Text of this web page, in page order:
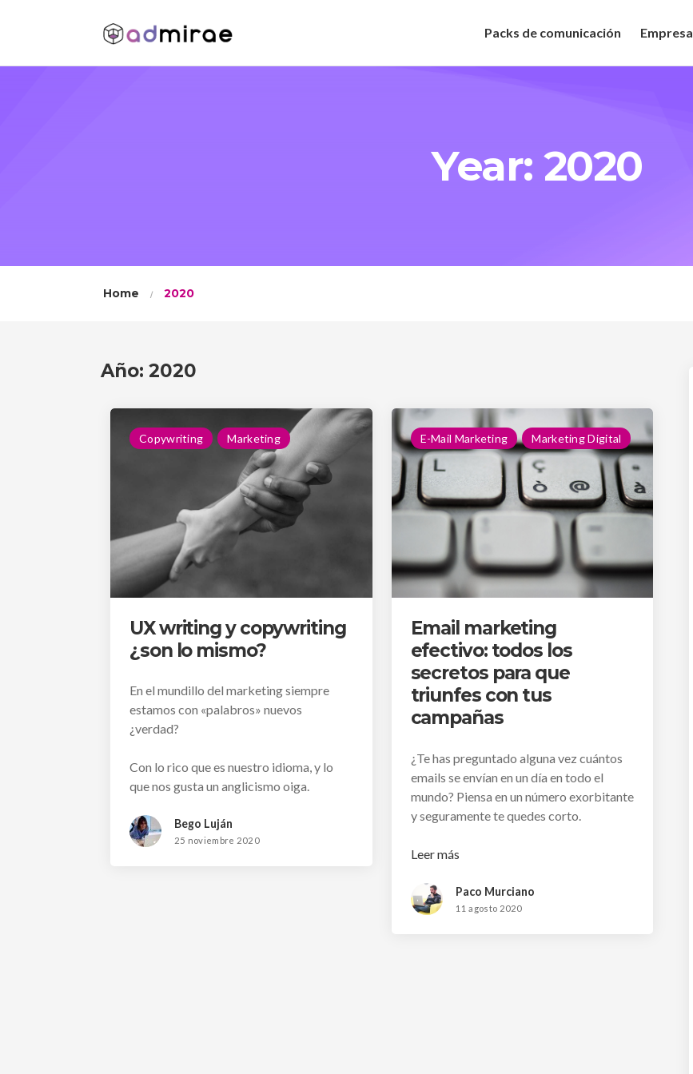
Packs de comunicación Empresa
Year: 2020
Home 2020
Año: 2020
Copywriting Marketing
UX writing y copywriting
¿son lo mismo?
En el mundillo del marketing siempre
estamos con «palabros» nuevos
¿verdad?
Con lo rico que es nuestro idioma, y lo
que nos gusta un anglicismo oiga.
Bego Luján
25 noviembre 2020
E-Mail Marketing Marketing Digital
Email marketing
efectivo: todos los
secretos para que
triunfes con tus
campañas
¿Te has preguntado alguna vez cuántos
emails se envían en un día en todo el
mundo? Piensa en un número exorbitante
y seguramente te quedes corto.
Leer más
Paco Murciano
11 agosto 2020